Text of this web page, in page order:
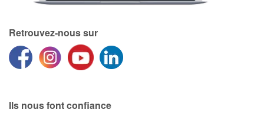
Retrouvez-nous sur
Ils nous font confiance